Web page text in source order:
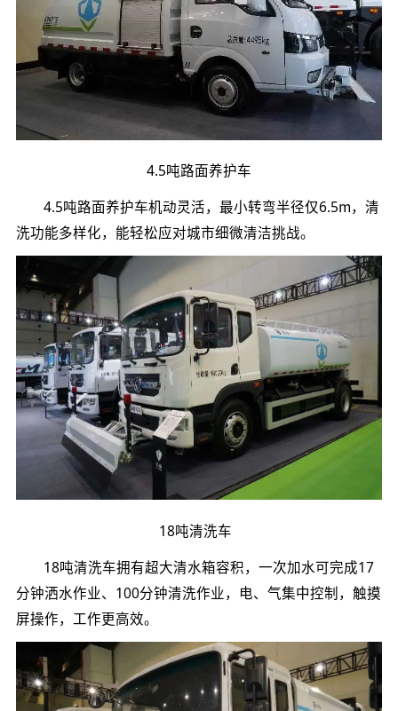
4.5吨路面养护车
4.5吨路面养护车机动灵活，最小转弯半径仅6.5m，清
洗功能多样化，能轻松应对城市细微清洁挑战。
18吨清洗车
18吨清洗车拥有超大清水箱容积，一次加水可完成17
分钟洒水作业、100分钟清洗作业，电、气集中控制，触摸
屏操作，工作更高效。